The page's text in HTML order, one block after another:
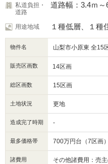
私道負担・
道路
道路幅：3.4ｍ
用途地域 １種低層、１種
物件名 山梨市小原東 全15
販売区画数 14区画
総区画数 15区画
土地状況 更地
造成完了時期 -
最多価格帯 700万円台（7区画）
諸費用 その他諸費用：売